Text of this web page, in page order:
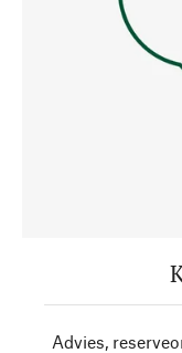
Advies,